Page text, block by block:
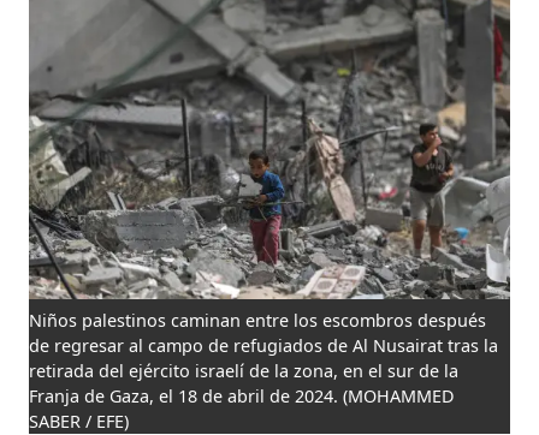
Niños palestinos caminan entre los escombros después
de regresar al campo de refugiados de Al Nusairat tras la
retirada del ejército israelí de la zona, en el sur de la
Franja de Gaza, el 18 de abril de 2024. (MOHAMMED
SABER / EFE)